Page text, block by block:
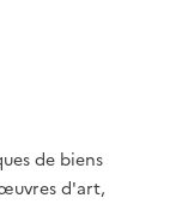
de biens
d'art,